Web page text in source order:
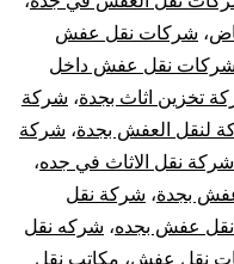
، شركات نقل عفش
شركات نقل عفش داخل
تخزين اثاث بجدة، شركة
لنقل العفش بجدة، شركة
شركة نقل الاثاث في جده،
بجدة، شركة نقل
عفش بجده، شركه نقل
نقل عفش، مكاتب نقل